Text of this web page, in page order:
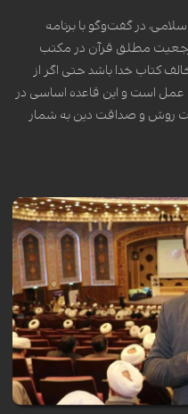
در گفت‌وگو با برنامه
مرجعیت مطلق قرآن در مکتب
کتاب خدا باشد حتی اگر از
عمل است و این قاعده اساسی در
روش و صداقت دین به شمار